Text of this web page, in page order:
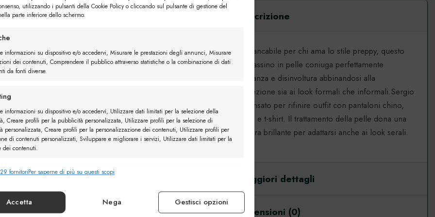
utilizzando i pulsanti della Cookie Policy o cliccando sul pulsante di gestione del
parte inferiore dello schermo.
informazioni su dispositivo e/o accedervi, Misurare le prestazioni degli annunci, Misurare
dei contenuti, Comprendere il pubblico attraverso statistiche o la combinazione di dati
da fonti diverse.
informazioni su dispositivo e/o accedervi, Utilizzare dati limitati per la selezione della
Creare profili per la pubblicità personalizzata, Utilizzare profili per la selezione di
personalizzata, Creare profili per la personalizzazione dei contenuti, Utilizzare profili per
di contenuti personalizzati, Sviluppare e migliorare i servizi, Utilizzare dati limitati per la
dei contenuti.
Identificare i dispositivi in base alle informazioni trasmesse automaticamente.
fornitoriPer saperne di più su questi scopi
Accetta Nega Gestisci opzioni
Mocassino Roma
Descrizione
Immancabile per chi ama lo stile preppy, questo
mocassino in pelle coniuga perfettamente
eleganza e disinvoltura abbinandosi alla
perfezione sia ai look formali che informali.Sergio
è pensato per rifinire outfit con pantaloni chino,
jeans e t-shirt. Il trattamento della pelle dona una
finitura brillante per adattarsi anche ai look serali.
Maggiori dettagli
Recensioni (0)